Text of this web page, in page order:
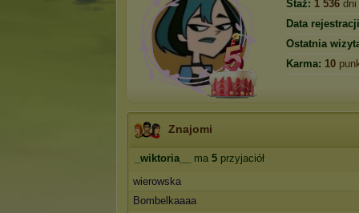
Staż: 1 536 dni
Data
Ostatnia
Karma: 10
Znajomi
_wiktoria__ ma 5 przyjaciół
wierowska
Bombelkaaaa